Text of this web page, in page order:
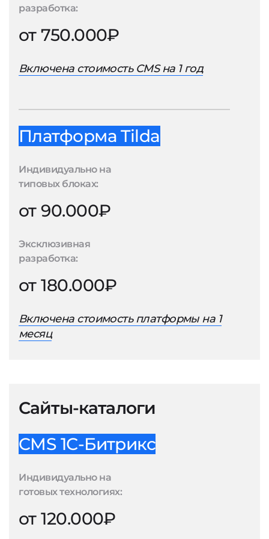
разработка:
от 750.000₽
Включена стоимость CMS на 1 год
Платформа Tilda
Индивидуально на
типовых блоках:
от 90.000₽
Эксклюзивная
разработка:
от 180.000₽
Включена стоимость платформы на 1
месяц
Сайты-каталоги
CMS 1С-Битрикс
Индивидуально на
готовых технологиях:
от 120.000₽